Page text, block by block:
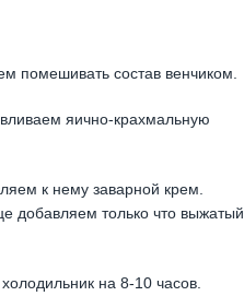
помешивать состав венчиком.
яично-крахмальную
к нему заварной крем.
добавляем только что выжатый
на 8-10 часов.